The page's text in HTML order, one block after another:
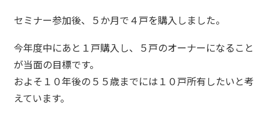
セミナー参加後、５か月で４戸を購入しました。
今年度中にあと１戸購入し、５戸のオーナーになること
が当面の目標です。
およそ１０年後の５５歳までには１０戸所有したいと考
えています。